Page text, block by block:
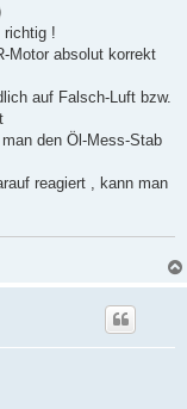
richtig !
Motor absolut korrekt
auf Falsch-Luft bzw.
den Öl-Mess-Stab
reagiert , kann man